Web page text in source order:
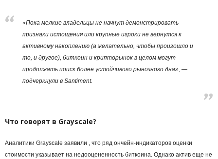
«Пока мелкие владельцы не начнут демонстрировать
признаки истощения или крупные игроки не вернутся к
активному накоплению (а желательно, чтобы произошло и
то, и другое), биткоин и крипторынок в целом могут
продолжать поиск более устойчивого рыночного дна», —
подчеркнули в Santiment.
Что говорят в Grayscale?
Аналитики Grayscale заявили , что ряд ончейн-индикаторов оценки
стоимости указывает на недооцененность биткоина. Однако актив еще не